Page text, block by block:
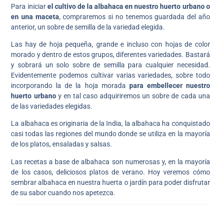
Para iniciarel cultivo de la albahaca en nuestro huerto urbano o
en una maceta, compraremos si no tenemos guardada del año
anterior, un sobre de semilla de la variedad elegida.
Las hay de hoja pequeña, grande e incluso con hojas de color
morado y dentro de estos grupos, diferentes variedades. Bastará
y sobrará un solo sobre de semilla para cualquier necesidad.
Evidentemente podemos cultivar varias variedades, sobre todo
incorporando la de la hoja morada para embellecer nuestro
huerto urbanoy en tal caso adquiriremos un sobre de cada una
de las variedades elegidas.
La albahaca es originaria de la India, la albahaca ha conquistado
casi todas las regiones del mundo donde se utiliza en la mayoría
de los platos, ensaladas y salsas.
Las recetas a base de albahaca son numerosas y, en la mayoría
de los casos, deliciosos platos de verano. Hoy veremos cómo
sembrar albahaca en nuestra huerta o jardín para poder disfrutar
de su sabor cuando nos apetezca.